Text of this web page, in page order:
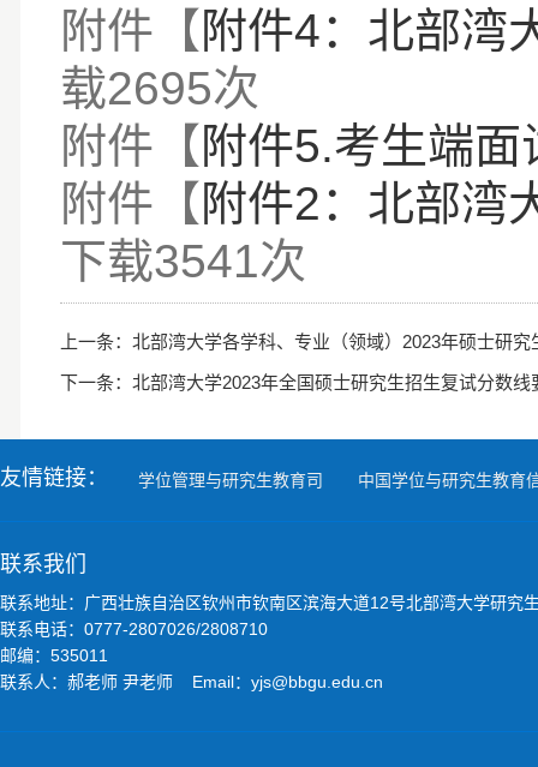
附件【 附件4：北部湾
载2695次
附件【 附件5.考生端
附件【 附件2：北部湾
下载3541次
上一条： 北部湾大学各学科、专业（领域）2023年硕士研究
下一条： 北部湾大学2023年全国硕士研究生招生复试分数线
友情链接： 学位管理与研究生教育司 中国学位与研究生教育
联系我们
联系地址：广西壮族自治区钦州市钦南区滨海大道12号北部湾大学研究
联系电话：0777-2807026/2808710
邮编：535011
联系人：郝老师 尹老师 Email：yjs@bbgu.edu.cn